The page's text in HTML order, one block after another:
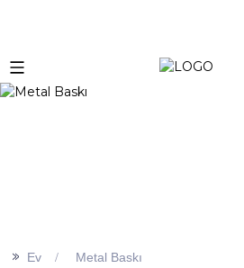
>> Ev Metal Baskı